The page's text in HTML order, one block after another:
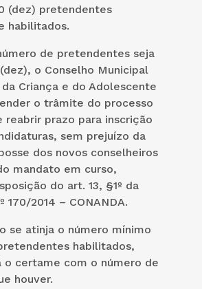
(dez) pretendentes
habilitados.
de pretendentes seja
o Conselho Municipal
Criança e do Adolescente
o trâmite do processo
reabrir prazo para inscrição
sem prejuízo da
dos novos conselheiros
mandato em curso,
do art. 13, §1º da
170/2014 – CONANDA.
se atinja o número mínimo
habilitados,
o certame com o número de
houver.